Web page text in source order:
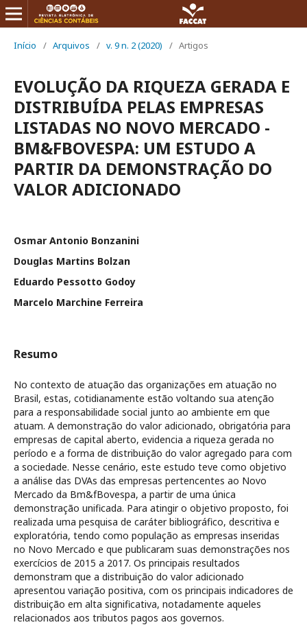
Início / Arquivos / v. 9 n. 2 (2020) / Artigos
EVOLUÇÃO DA RIQUEZA GERADA E
DISTRIBUÍDA PELAS EMPRESAS
LISTADAS NO NOVO MERCADO -
BM&FBOVESPA: UM ESTUDO A
PARTIR DA DEMONSTRAÇÃO DO
VALOR ADICIONADO
Osmar Antonio Bonzanini
Douglas Martins Bolzan
Eduardo Pessotto Godoy
Marcelo Marchine Ferreira
Resumo
No contexto de atuação das organizações em atuação no
Brasil, estas, cotidianamente estão voltando sua atenção
para a responsabilidade social junto ao ambiente em que
atuam. A demonstração do valor adicionado, obrigatória para
empresas de capital aberto, evidencia a riqueza gerada no
período e a forma de distribuição do valor agregado para com
a sociedade. Nesse cenário, este estudo teve como objetivo
a análise das DVAs das empresas pertencentes ao Novo
Mercado da Bm&fBovespa, a partir de uma única
demonstração unificada. Para atingir o objetivo proposto, foi
realizada uma pesquisa de caráter bibliográfico, descritiva e
exploratória, tendo como população as empresas inseridas
no Novo Mercado e que publicaram suas demonstrações nos
exercícios de 2015 a 2017. Os principais resultados
demonstram que a distribuição do valor adicionado
apresentou variação positiva, com os principais indicadores de
distribuição em alta significativa, notadamente aqueles
relacionados aos tributos pagos aos governos.